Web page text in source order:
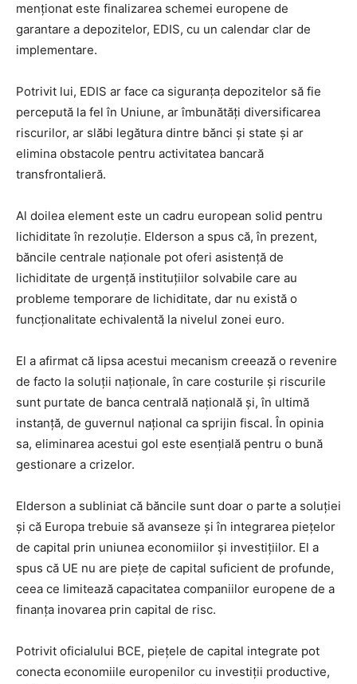
menționat este finalizarea schemei europene de
garantare a depozitelor, EDIS, cu un calendar clar de
implementare.
Potrivit lui, EDIS ar face ca siguranța depozitelor să fie
percepută la fel în Uniune, ar îmbunătăți diversificarea
riscurilor, ar slăbi legătura dintre bănci și state și ar
elimina obstacole pentru activitatea bancară
transfrontalieră.
Al doilea element este un cadru european solid pentru
lichiditate în rezoluție. Elderson a spus că, în prezent,
băncile centrale naționale pot oferi asistență de
lichiditate de urgență instituțiilor solvabile care au
probleme temporare de lichiditate, dar nu există o
funcționalitate echivalentă la nivelul zonei euro.
El a afirmat că lipsa acestui mecanism creează o revenire
de facto la soluții naționale, în care costurile și riscurile
sunt purtate de banca centrală națională și, în ultimă
instanță, de guvernul național ca sprijin fiscal. În opinia
sa, eliminarea acestui gol este esențială pentru o bună
gestionare a crizelor.
Elderson a subliniat că băncile sunt doar o parte a soluției
și că Europa trebuie să avanseze și în integrarea piețelor
de capital prin uniunea economiilor și investițiilor. El a
spus că UE nu are piețe de capital suficient de profunde,
ceea ce limitează capacitatea companiilor europene de a
finanța inovarea prin capital de risc.
Potrivit oficialului BCE, piețele de capital integrate pot
conecta economiile europenilor cu investiții productive,